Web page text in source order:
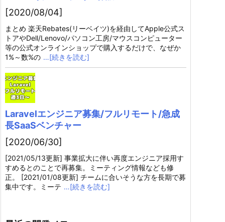
[2020/08/04]
まとめ 楽天Rebates(リーベイツ)を経由してApple公式ス
トアやDell/Lenovo/パソコン工房/マウスコンピューター
等の公式オンラインショップで購入するだけで、なぜか
1%～数%の …[続きを読む]
Laravelエンジニア募集/フルリモート/急成
長SaaSベンチャー
[2020/06/30]
[2021/05/13更新] 事業拡大に伴い再度エンジニア採用す
すめるとのことで再募集。ミーティング情報なども修
正。 [2021/01/08更新] チームに合いそうな方を長期で募
集中です。ミーテ …[続きを読む]